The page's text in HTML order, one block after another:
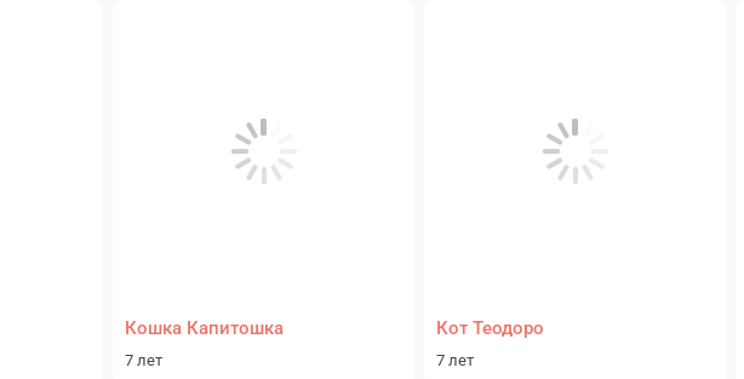
Кошка Капитошка
7 лет
Кот Теодоро
7 лет